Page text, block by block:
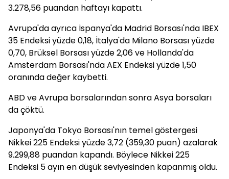
3.278,56 puandan haftayı kapattı.
Avrupa'da ayrıca İspanya'da Madrid Borsası'nda IBEX
35 Endeksi yüzde 0,18, İtalya'da Milano Borsası yüzde
0,70, Brüksel Borsası yüzde 2,06 ve Hollanda'da
Amsterdam Borsası'nda AEX Endeksi yüzde 1,50
oranında değer kaybetti.
ABD ve Avrupa borsalarından sonra Asya borsaları
da çöktü.
Japonya'da Tokyo Borsası'nın temel göstergesi
Nikkei 225 Endeksi yüzde 3,72 (359,30 puan) azalarak
9.299,88 puandan kapandı. Böylece Nikkei 225
Endeksi 5 ayın en düşük seviyesinden kapanmış oldu.